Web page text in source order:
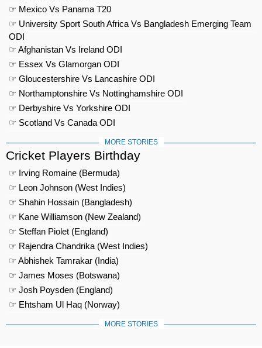
☞ Mexico Vs Panama T20
☞ University Sport South Africa Vs Bangladesh Emerging Team
ODI
☞ Afghanistan Vs Ireland ODI
☞ Essex Vs Glamorgan ODI
☞ Gloucestershire Vs Lancashire ODI
☞ Northamptonshire Vs Nottinghamshire ODI
☞ Derbyshire Vs Yorkshire ODI
☞ Scotland Vs Canada ODI
MORE STORIES
Cricket Players Birthday
☞ Irving Romaine (Bermuda)
☞ Leon Johnson (West Indies)
☞ Shahin Hossain (Bangladesh)
☞ Kane Williamson (New Zealand)
☞ Steffan Piolet (England)
☞ Rajendra Chandrika (West Indies)
☞ Abhishek Tamrakar (India)
☞ James Moses (Botswana)
☞ Josh Poysden (England)
☞ Ehtsham Ul Haq (Norway)
MORE STORIES